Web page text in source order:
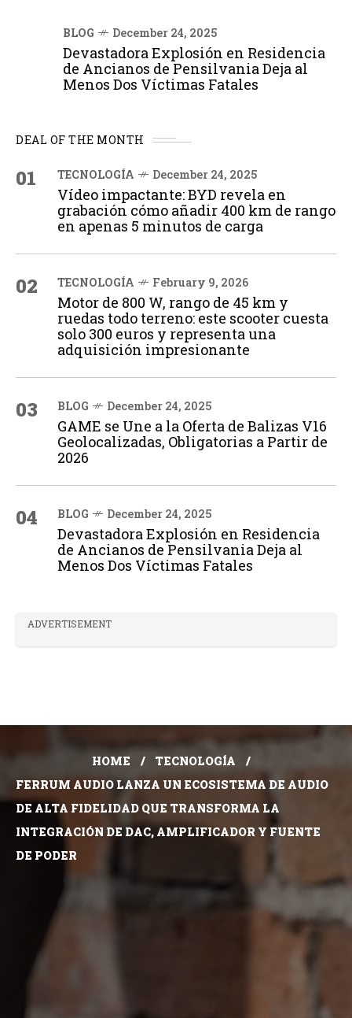
BLOG December 24, 2025
Devastadora Explosión en Residencia
de Ancianos de Pensilvania Deja al
Menos Dos Víctimas Fatales
DEAL OF THE MONTH
01 TECNOLOGÍA December 24, 2025
Vídeo impactante: BYD revela en
grabación cómo añadir 400 km de rango
en apenas 5 minutos de carga
02 TECNOLOGÍA February 9, 2026
Motor de 800 W, rango de 45 km y
ruedas todo terreno: este scooter cuesta
solo 300 euros y representa una
adquisición impresionante
03 BLOG December 24, 2025
GAME se Une a la Oferta de Balizas V16
Geolocalizadas, Obligatorias a Partir de
2026
04 BLOG December 24, 2025
Devastadora Explosión en Residencia
de Ancianos de Pensilvania Deja al
Menos Dos Víctimas Fatales
ADVERTISEMENT
HOME
TECNOLOGÍA
FERRUM AUDIO LANZA UN ECOSISTEMA DE AUDIO
DE ALTA FIDELIDAD QUE TRANSFORMA LA
INTEGRACIÓN DE DAC, AMPLIFICADOR Y FUENTE
DE PODER